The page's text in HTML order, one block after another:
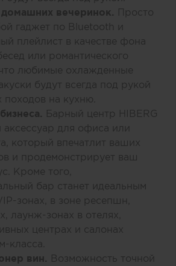
вечеринок. Просто
гаджет по Bluetooth и
плейлист в качестве фона
или романтического
любимые охлажденные
будут всегда под рукой
походов на кухню.
Барный центр HIBERG
для офиса или
который впечатлит ваших
и продемонстрирует ваш
Кроме того,
бар станет идеальным
зонах, в зоне ресепшн,
лаунж-зонах в отелях,
центрах и салонах
класса.
вин. Возможность точной